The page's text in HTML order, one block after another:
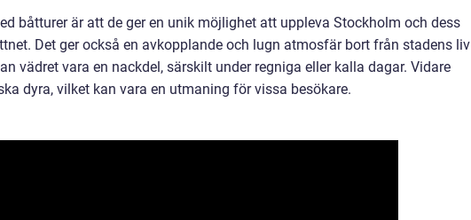
båtturer är att de ger en unik möjlighet att uppleva Stockholm och dess
Det ger också en avkopplande och lugn atmosfär bort från stadens liv
vädret vara en nackdel, särskilt under regniga eller kalla dagar. Vidare
dyra, vilket kan vara en utmaning för vissa besökare.